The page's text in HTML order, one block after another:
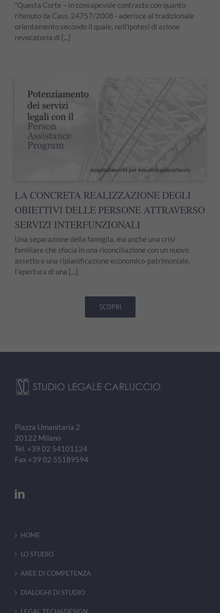
“Questa Corte – in consapevole contrasto con quanto
ritenuto da Cass. 24757/2008 - aderisce al tradizionale
orientamento secondo il quale, nell'ipotesi di azione
revocatoria di [...]
LA CONCRETA REALIZZAZIONE DEGLI
OBIETTIVI DELLE PERSONE ATTRAVERSO
SERVIZI INTERFUNZIONALI
Una separazione della famiglia, ma anche una crisi
familiare che sfocia in una riconciliazione con un nuovo
assetto e una ripianificazione economico-patrimoniale,
l’apertura di una [...]
SCOPRI
Piazza Umanitaria 2
20122 Milano
Tel. +39 02 54101124
Fax +39 02 55189594
HOME
LO STUDIO
AREE DI COMPETENZA
DIALOGHI DI STUDIO
LEGAL TECH&DESIGN